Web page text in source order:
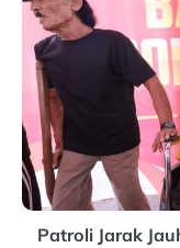
Patroli Jarak